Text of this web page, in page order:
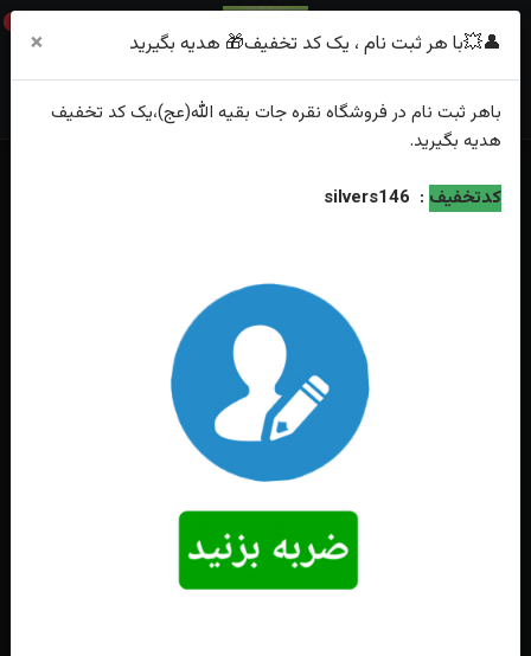
0
فقط محصولات موجود
باباقوری
محبوب‌ترین گران‌ترین ارزان‌ترین
👤💥با هر ثبت نام ، یک کد تخفیف🎁 هدیه بگیرید ×
باهر ثبت نام در فروشگاه نقره جات بقیه الله(عج)،یک کد تخفیف
هدیه بگیرید.
کدتخفیف :
silvers146